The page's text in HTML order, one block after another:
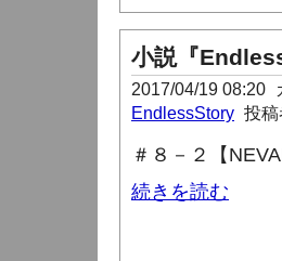
小説『
2017/04/19 08:20
EndlessStory 投稿
＃８－２【
続きを読む